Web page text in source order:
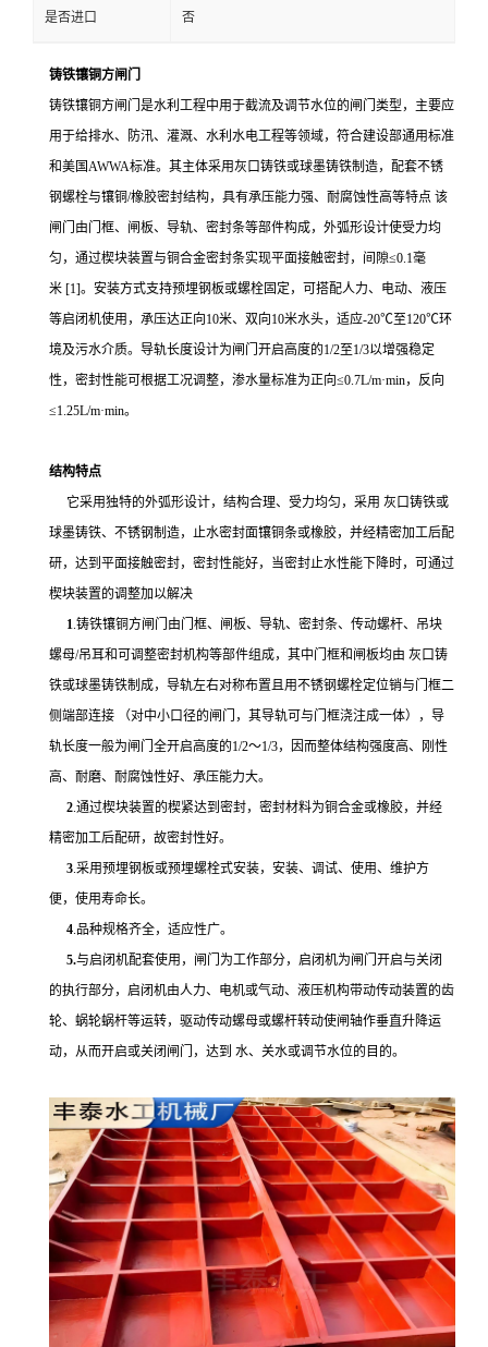
是否进口 否
铸铁镶铜方闸门
铸铁镶铜方闸门是水利工程中用于截流及调节水位的闸门类型，主要应
用于给排水、防汛、灌溉、水利水电工程等领域，符合建设部通用标准
和美国AWWA标准。其主体采用灰口铸铁或球墨铸铁制造，配套不锈
钢螺栓与镶铜/橡胶密封结构，具有承压能力强、耐腐蚀性高等特点 该
闸门由门框、闸板、导轨、密封条等部件构成，外弧形设计使受力均
匀，通过楔块装置与铜合金密封条实现平面接触密封，间隙≤0.1毫
米 [1]。安装方式支持预埋钢板或螺栓固定，可搭配人力、电动、液压
等启闭机使用，承压达正向10米、双向10米水头，适应-20℃至120℃环
境及污水介质。导轨长度设计为闸门开启高度的1/2至1/3以增强稳定
性，密封性能可根据工况调整，渗水量标准为正向≤0.7L/m·min，反向
≤1.25L/m·min。
结构特点
它采用独特的外弧形设计，结构合理、受力均匀，采用 灰口铸铁或
球墨铸铁、不锈钢制造，止水密封面镶铜条或橡胶，并经精密加工后配
研，达到平面接触密封，密封性能好，当密封止水性能下降时，可通过
楔块装置的调整加以解决
1.铸铁镶铜方闸门由门框、闸板、导轨、密封条、传动螺杆、吊块
螺母/吊耳和可调整密封机构等部件组成，其中门框和闸板均由 灰口铸
铁或球墨铸铁制成，导轨左右对称布置且用不锈钢螺栓定位销与门框二
侧端部连接 （对中小口径的闸门，其导轨可与门框浇注成一体），导
轨长度一般为闸门全开启高度的1/2～1/3，因而整体结构强度高、刚性
高、耐磨、耐腐蚀性好、承压能力大。
2.通过楔块装置的楔紧达到密封，密封材料为铜合金或橡胶，并经
精密加工后配研，故密封性好。
3.采用预埋钢板或预埋螺栓式安装，安装、调试、使用、维护方
便，使用寿命长。
4.品种规格齐全，适应性广。
5.与启闭机配套使用，闸门为工作部分，启闭机为闸门开启与关闭
的执行部分，启闭机由人力、电机或气动、液压机构带动传动装置的齿
轮、蜗轮蜗杆等运转，驱动传动螺母或螺杆转动使闸轴作垂直升降运
动，从而开启或关闭闸门，达到 水、关水或调节水位的目的。